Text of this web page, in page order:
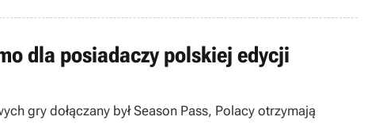
dla posiadaczy polskiej edycji
gry dołączany był Season Pass, Polacy otrzymają